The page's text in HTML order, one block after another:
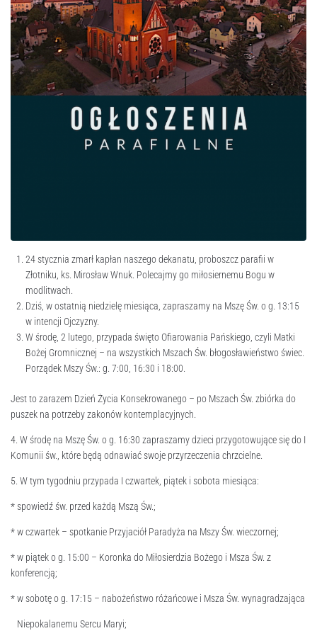
24 stycznia zmarł kapłan naszego dekanatu, proboszcz parafii w
Złotniku, ks. Mirosław Wnuk. Polecajmy go miłosiernemu Bogu w
modlitwach.
Dziś, w ostatnią niedzielę miesiąca, zapraszamy na Mszę Św. o g. 13:15
w intencji Ojczyzny.
W środę, 2 lutego, przypada święto Ofiarowania Pańskiego, czyli Matki
Bożej Gromnicznej – na wszystkich Mszach Św. błogosławieństwo świec.
Porządek Mszy Św.: g. 7:00, 16:30 i 18:00.
Jest to zarazem Dzień Życia Konsekrowanego – po Mszach Św. zbiórka do
puszek na potrzeby zakonów kontemplacyjnych.
4. W środę na Mszę Św. o g. 16:30 zapraszamy dzieci przygotowujące się do I
Komunii św., które będą odnawiać swoje przyrzeczenia chrzcielne.
5. W tym tygodniu przypada I czwartek, piątek i sobota miesiąca:
* spowiedź św. przed każdą Mszą Św.;
* w czwartek – spotkanie Przyjaciół Paradyża na Mszy Św. wieczornej;
* w piątek o g. 15:00 – Koronka do Miłosierdzia Bożego i Msza Św. z
konferencją;
* w sobotę o g. 17:15 – nabożeństwo różańcowe i Msza Św. wynagradzająca
Niepokalanemu Sercu Maryi;